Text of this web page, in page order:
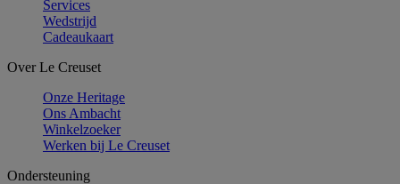
Services
Wedstrijd
Cadeaukaart
Over Le Creuset
Onze Heritage
Ons Ambacht
Winkelzoeker
Werken bij Le Creuset
Ondersteuning